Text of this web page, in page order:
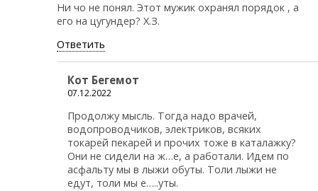
Ни чо не понял. Этот мужик охранял порядок , а
его на цугундер? Х.З.
Ответить
Кот Бегемот
07.12.2022
Продолжу мысль. Тогда надо врачей,
водопроводчиков, электриков, всяких
токарей пекарей и прочих тоже в каталажку?
Они не сидели на ж…е, а работали. Идем по
асфальту мы в лыжи обуты. Толи лыжи не
едут, толи мы е…..уты.